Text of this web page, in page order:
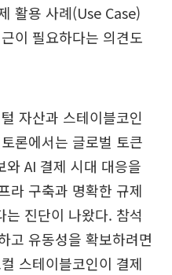
활용 사례(Use Case)
이 필요하다는 의견도
자산과 스테이블코인
론에서는 글로벌 토큰
와 AI 결제 시대 대응을
라 구축과 명확한 규제
진단이 나왔다. 참석
고 유동성을 확보하려면
스테이블코인이 결제